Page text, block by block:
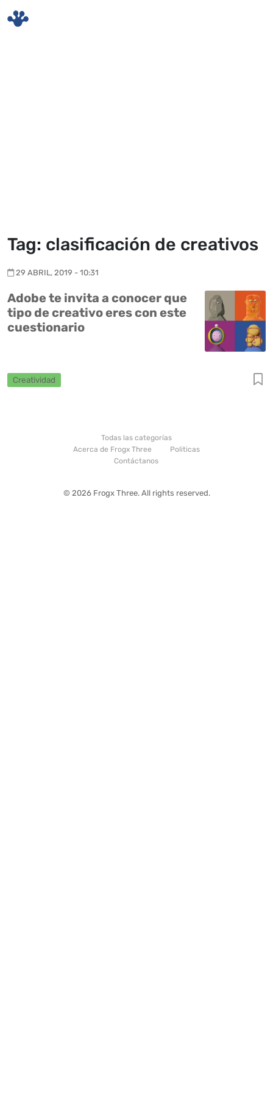
Tag: clasificación de creativos
29 ABRIL, 2019 - 10:31
Adobe te invita a conocer que
tipo de creativo eres con este
cuestionario
Creatividad
Todas las categorías
Acerca de Frogx Three
Politicas
Contáctanos
© 2026 Frogx Three. All rights reserved.